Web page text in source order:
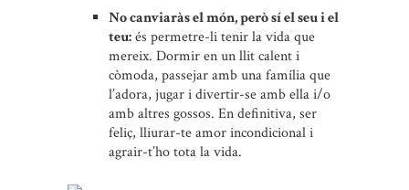
No canviaràs el món, però sí el seu i el
teu:és permetre-li tenir la vida que
mereix. Dormir en un llit calent i
còmoda, passejar amb una família que
l’adora, jugar i divertir-se amb ella i/o
amb altres gossos. En definitiva, ser
feliç, lliurar-te amor incondicional i
agrair-t’ho tota la vida.